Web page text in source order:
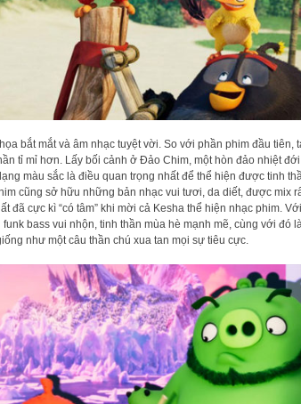
bắt mắt và âm nhạc tuyệt vời. So với phần phim đầu tiên,
tỉ mỉ hơn. Lấy bối cảnh ở Đảo Chim, một hòn đảo nhiệt đới
màu sắc là điều quan trọng nhất để thể hiện được tinh
cũng sở hữu những bản nhạc vui tươi, da diết, được mix
đã cực kì “có tâm” khi mời cả Kesha thể hiện nhạc phim. Với
bass vui nhộn, tinh thần mùa hè mạnh mẽ, cùng với đó
như một câu thần chú xua tan mọi sự tiêu cực.